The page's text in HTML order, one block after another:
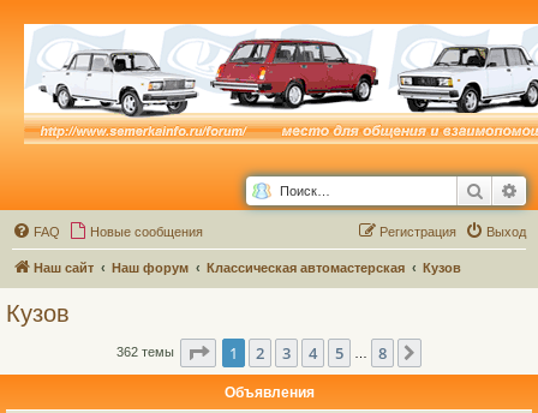
Поиск
FAQ Новые сообщения Выход
Регистрация
Наш сайт Наш форум Классическая автомастерская Кузов
Кузов
362 темы Страница из
1 2 3 4 5 8
Объявления